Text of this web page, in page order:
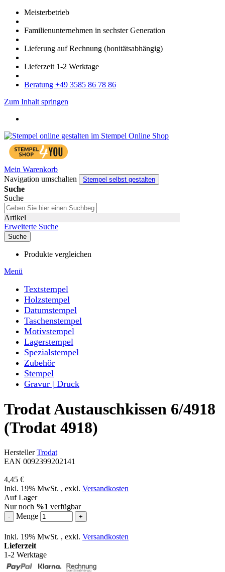
Meister­betrieb
Familien­unter­nehmen in sechster Gene­ration
Lieferung auf Rech­nung (bonitätsabhängig)
Liefer­zeit 1-2 Werk­tage
Bera­tung +49 3585 86 78 86
Zum Inhalt springen
Mein Warenkorb
Navigation umschalten
Stempel selbst gestalten
Suche
Suche
Artikel
Erweiterte Suche
Suche
Produkte vergleichen
Menü
Textstempel
Holzstempel
Datumstempel
Taschenstempel
Motivstempel
Lagerstempel
Spezialstempel
Zubehör
Stempel
Gravur | Druck
Trodat Austauschkissen 6/4918
(Trodat 4918)
HerstellerTrodat
EAN 0092399202141
4,45 €
Inkl. 19% MwSt. , exkl. Versandkosten
Auf Lager
Nur noch %1 verfügbar
- Menge +
Inkl. 19% MwSt. , exkl. Versandkosten
Lieferzeit
1-2 Werktage